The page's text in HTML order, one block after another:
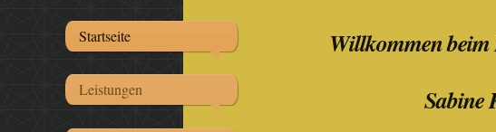
Startseite
Leistungen
Willkommen
Sabine